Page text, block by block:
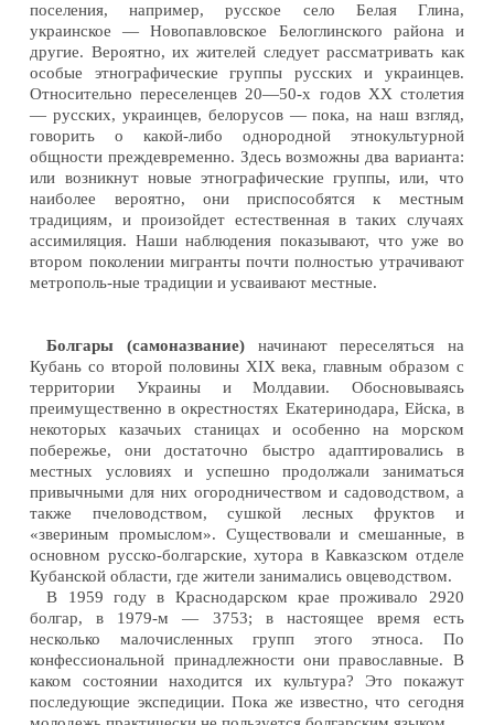
поселения, например, русское село Белая Глина,
украинское — Новопавловское Белоглинского района и
другие. Вероятно, их жителей следует рассматривать как
особые этнографические группы русских и украинцев.
Относительно переселенцев 20—50-х годов XX столетия
— русских, украинцев, белорусов — пока, на наш взгляд,
говорить о какой-либо однородной этнокультурной
общности преждевременно. Здесь возможны два варианта:
или возникнут новые этнографические группы, или, что
наиболее вероятно, они приспособятся к местным
традициям, и произойдет естественная в таких случаях
ассимиляция. Наши наблюдения показывают, что уже во
втором поколении мигранты почти полностью утрачивают
метрополь-ные традиции и усваивают местные.
Болгары (самоназвание)начинают переселяться на
Кубань со второй половины XIX века, главным образом с
территории Украины и Молдавии. Обосновываясь
преимущественно в окрестностях Екатеринодара, Ейска, в
некоторых казачьих станицах и особенно на морском
побережье, они достаточно быстро адаптировались в
местных условиях и успешно продолжали заниматься
привычными для них огородничеством и садоводством, а
также пчеловодством, сушкой лесных фруктов и
«звериным промыслом». Существовали и смешанные, в
основном русско-болгарские, хутора в Кавказском отделе
Кубанской области, где жители занимались овцеводством.
В 1959 году в Краснодарском крае проживало 2920
болгар, в 1979-м — 3753; в настоящее время есть
несколько малочисленных групп этого этноса. По
конфессиональной принадлежности они православные. В
каком состоянии находится их культура? Это покажут
последующие экспедиции. Пока же известно, что сегодня